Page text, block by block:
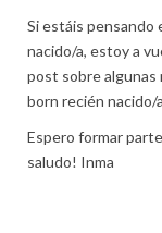
Si estáis pensando
nacido/a, estoy a
post sobre algunas
born recién nacido/
Espero formar
saludo! Inma